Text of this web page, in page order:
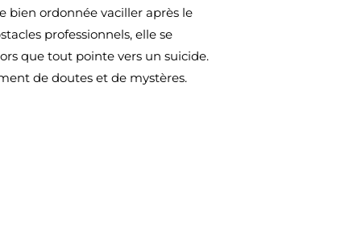
bien ordonnée vaciller après le
professionnels, elle se
que tout pointe vers un suicide.
de doutes et de mystères.